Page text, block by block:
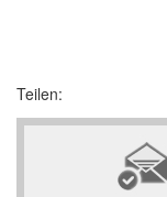
Teilen: